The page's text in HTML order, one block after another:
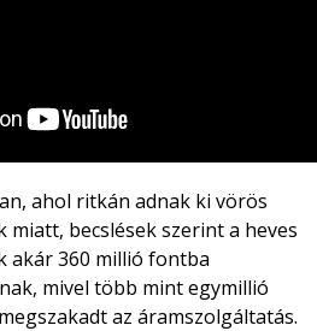
ahol ritkán adnak ki vörös
becslések szerint a heves
akár 360 millió fontba
mivel több mint egymillió
az áramszolgáltatás.